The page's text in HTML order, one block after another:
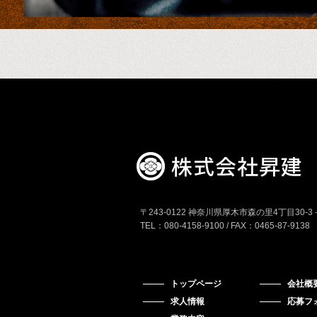
トップページ
求人情報
会社概
応募フ
〒243-0122 神奈川県厚木市森の里4丁目30-3
TEL：080-4158-9100 / FAX：0465-87-9138